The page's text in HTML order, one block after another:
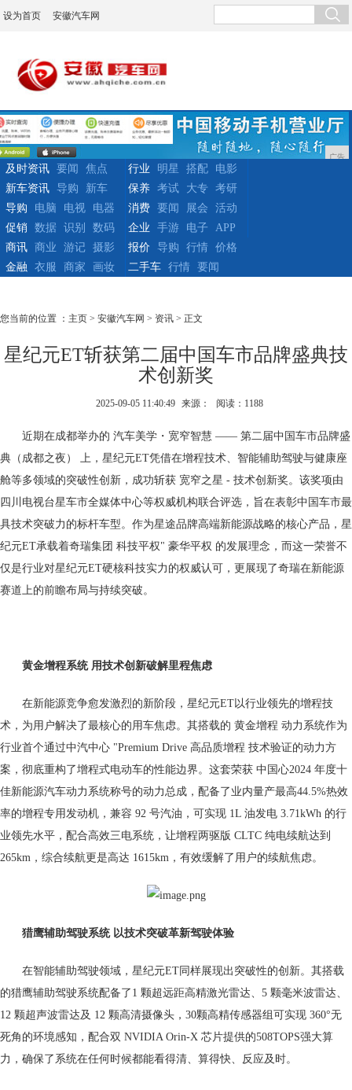
设为首页 安徽汽车网
广告
及时资讯 要闻
焦点
新车资讯
导购 新车
行业 明星 搭配
电影
保养
考试 大专
考研
导购
电脑 电视
电器
促销
数据 识别 数码
消费 要闻 展会
活动
企业
手游 电子
APP
商讯
商业 游记
摄影
金融
衣服 商家 画妆
报价 导购 行情
价格
二手车
行情 要闻
您当前的位置 ： 主页 > 安徽汽车网 > 资讯 > 正文
星纪元ET斩获第二届中国车市品牌盛典技
术创新奖
2025-09-05 11:40:49 来源： 阅读：1188
近期在成都举办的 汽车美学・宽窄智慧 —— 第二届中国车市品牌盛
典（成都之夜） 上，星纪元ET凭借在增程技术、智能辅助驾驶与健康座
舱等多领域的突破性创新，成功斩获 宽窄之星 - 技术创新奖。该奖项由
四川电视台星车市全媒体中心等权威机构联合评选，旨在表彰中国车市最
具技术突破力的标杆车型。作为星途品牌高端新能源战略的核心产品，星
纪元ET承载着奇瑞集团 科技平权" 豪华平权 的发展理念，而这一荣誉不
仅是行业对星纪元ET硬核科技实力的权威认可，更展现了奇瑞在新能源
赛道上的前瞻布局与持续突破。
黄金增程系统 用技术创新破解里程焦虑
在新能源竞争愈发激烈的新阶段，星纪元ET以行业领先的增程技
术，为用户解决了最核心的用车焦虑。其搭载的 黄金增程 动力系统作为
行业首个通过中汽中心 "Premium Drive 高品质增程 技术验证的动力方
案，彻底重构了增程式电动车的性能边界。这套荣获 中国心2024 年度十
佳新能源汽车动力系统称号的动力总成，配备了业内量产最高44.5%热效
率的增程专用发动机，兼容 92 号汽油，可实现 1L 油发电 3.71kWh 的行
业领先水平，配合高效三电系统，让增程两驱版 CLTC 纯电续航达到
265km，综合续航更是高达 1615km，有效缓解了用户的续航焦虑。
猎鹰辅助驾驶系统 以技术突破革新驾驶体验
在智能辅助驾驶领域，星纪元ET同样展现出突破性的创新。其搭载
的猎鹰辅助驾驶系统配备了1 颗超远距高精激光雷达、5 颗毫米波雷达、
12 颗超声波雷达及 12 颗高清摄像头，30颗高精传感器组可实现 360°无
死角的环境感知，配合双 NVIDIA Orin-X 芯片提供的508TOPS强大算
力，确保了系统在任何时候都能看得清、算得快、反应及时。